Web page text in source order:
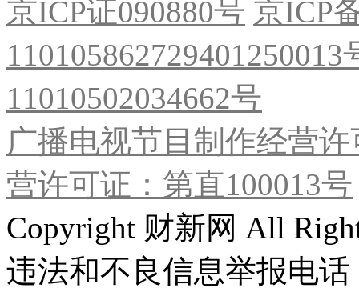
京ICP证090880号 京ICP
11010502034662号
广播电视节目制作经营
营许可证：第直100013号
Copyright 财新网 All
违法和不良信息举报电